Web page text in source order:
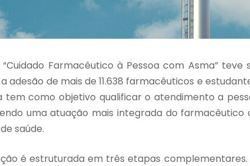
Farmacêutico à Pessoa com Asma” teve
adesão de mais de 11.638 farmacêuticos e
tem como objetivo qualificar o atendimento a
uma atuação mais integrada do farmacêutico
saúde.
é estruturada em três etapas